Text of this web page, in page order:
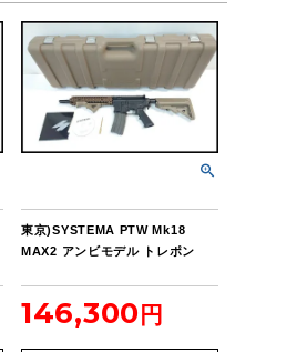
東京)SYSTEMA PTW Mk18
MAX2 アンビモデル トレポン
146,300